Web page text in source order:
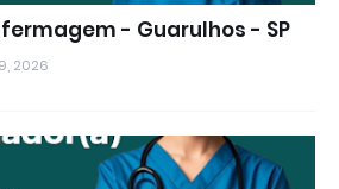
- Guarulhos - SP
2026